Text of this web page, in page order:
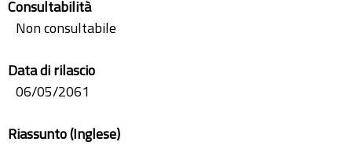
Consultabilità
Non consultabile
Data di rilascio
06/05/2061
Riassunto (Inglese)